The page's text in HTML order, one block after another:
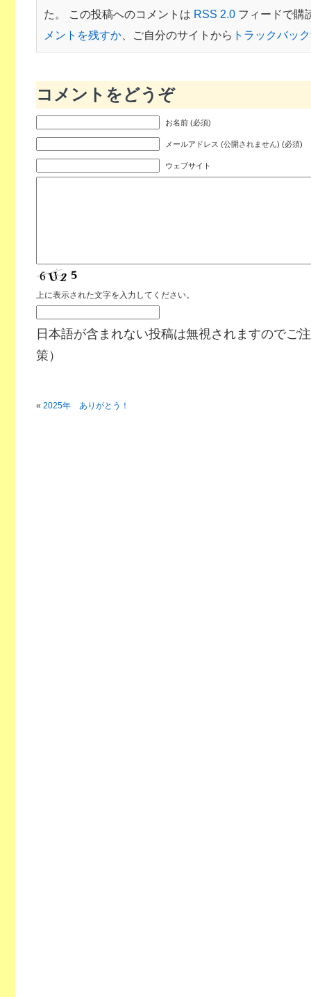
た。 この投稿へのコメントは RSS 2.0フィードで購
メントを残すか、ご自分のサイトから トラックバック
コメントをどうぞ
お名前 (必須)
メールアドレス (公開されません) (必須)
ウェブサイト
上に表示された文字を入力してください。
日本語が含まれない投稿は無視されますのでご
策）
« 2025年 ありがとう！